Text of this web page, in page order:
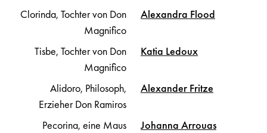
Clorinda, Tochter von Don
Magnifico
Alexandra Flood
Tisbe, Tochter von Don
Magnifico
Katia Ledoux
Alidoro, Philosoph,
Erzieher Don Ramiros
Alexander Fritze
Pecorina, eine Maus Johanna Arrouas